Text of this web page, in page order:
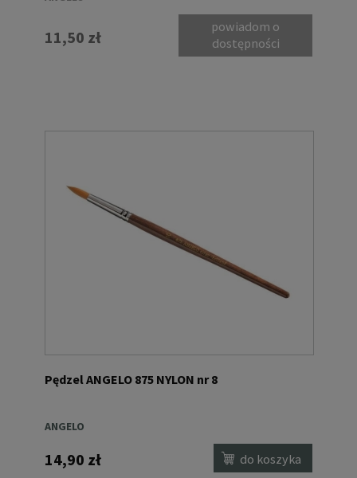
11,50 zł
powiadom o
dostępności
Pędzel ANGELO 875 NYLON nr 8
ANGELO
14,90 zł do koszyka